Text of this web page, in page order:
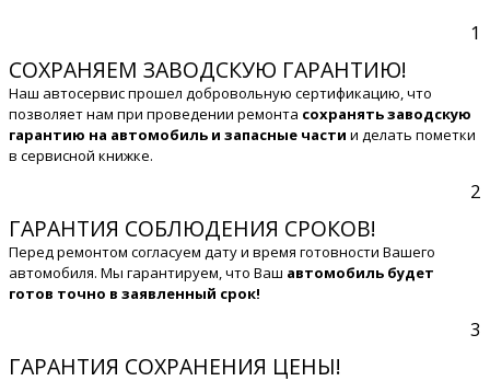
1
СОХРАНЯЕМ ЗАВОДСКУЮ ГАРАНТИЮ!
Наш автосервис прошел добровольную сертификацию, что
позволяет нам при проведении ремонта сохранять заводскую
гарантию на автомобиль и запасные части и делать пометки
в сервисной книжке.
2
ГАРАНТИЯ СОБЛЮДЕНИЯ СРОКОВ!
Перед ремонтом согласуем дату и время готовности Вашего
автомобиля. Мы гарантируем, что Ваш автомобиль будет
готов точно в заявленный срок!
3
ГАРАНТИЯ СОХРАНЕНИЯ ЦЕНЫ!